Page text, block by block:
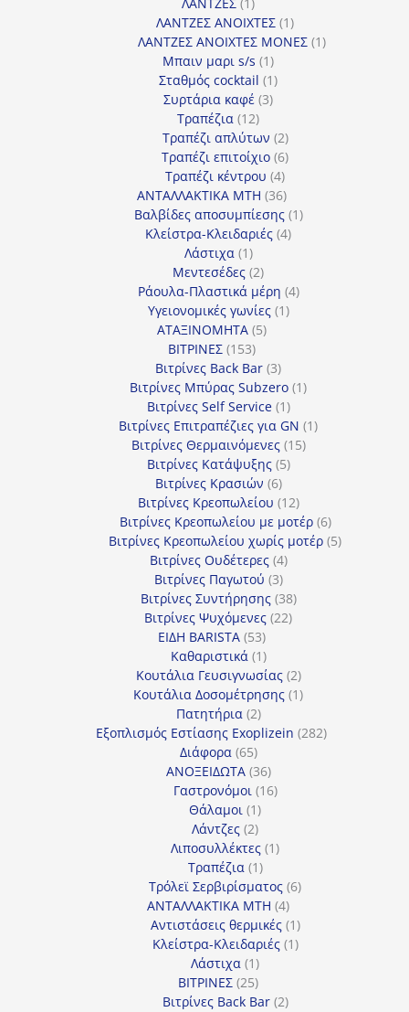
προϊόν
ΛΑΝΤΖΕΣ ΑΝΟΙΧΤΕΣ 11
προϊόν
ΛΑΝΤΖΕΣ ΑΝΟΙΧΤΕΣ ΜΟΝΕΣ 11
Μπαιν μαρι s/s 11
προϊόν
Σταθμός cocktail 11
Συρτάρια καφέ 33
Τραπέζια 1212
προϊόντα
Τραπέζι απλύτων 22
προϊόντα
Τραπέζι επιτοίχιο 66
προϊόντα
Τραπέζι κέντρου 44
προϊόντα
ΑΝΤΑΛΛΑΚΤΙΚΑ MTH 3636
προϊόντα
Βαλβίδες αποσυμπίεσης 11
Κλείστρα-Κλειδαριές 44
Λάστιχα 11
προϊόν
Μεντεσέδες 22
προϊόντα
Ράουλα-Πλαστικά μέρη 44
Υγειονομικές γωνίες 11
ΑΤΑΞΙΝΟΜΗΤΑ 55
ΒΙΤΡΙΝΕΣ 153153
προϊόντα
Βιτρίνες Back Bar 33
προϊόντα
Βιτρίνες Mπύρας Subzero 11
Βιτρίνες Self Service 11
προϊόν
Βιτρίνες Επιτραπέζιες για GN 11
Βιτρίνες Θερμαινόμενες 1515
Βιτρίνες Κατάψυξης 55
Βιτρίνες Κρασιών 66
προϊόντα
Βιτρίνες Κρεοπωλείου 1212
προϊόντα
Βιτρίνες Κρεοπωλείου με μοτέρ 66
προϊόντα
Βιτρίνες Κρεοπωλείου χωρίς μοτέρ 55
Βιτρίνες Ουδέτερες 44
προϊόντα
Βιτρίνες Παγωτού 33
προϊόντα
Βιτρίνες Συντήρησης 3838
προϊόντα
Βιτρίνες Ψυχόμενες 2222
ΕΙΔΗ BARISTA 5353
προϊόντα
Καθαριστικά 11
προϊόν
Κουτάλια Γευσιγνωσίας 22
προϊόντα
Κουτάλια Δοσομέτρησης 11
Πατητήρια 22
προϊόντα
Εξοπλισμός Εστίασης Exoplizein 282282
Διάφορα 6565
προϊόντα
ΑΝΟΞΕΙΔΩΤΑ 3636
προϊόντα
Γαστρονόμοι 1616
Θάλαμοι 11
προϊόν
Λάντζες 22
προϊόντα
Λιποσυλλέκτες 11
Τραπέζια 11
προϊόν
Τρόλεϊ Σερβιρίσματος 66
ΑΝΤΑΛΛΑΚΤΙΚΑ MTH 44
προϊόντα
Αντιστάσεις θερμικές 11
προϊόν
Κλείστρα-Κλειδαριές 11
Λάστιχα 11
προϊόν
ΒΙΤΡΙΝΕΣ 2525
προϊόντα
Βιτρίνες Back Bar 22